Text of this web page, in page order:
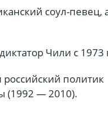
соул-певец,
Чили с 1973
политик
(1992 — 2010).